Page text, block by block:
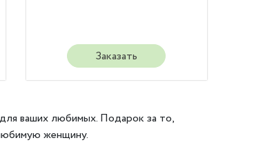
Заказать
ваших любимых. Подарок за то,
женщину.